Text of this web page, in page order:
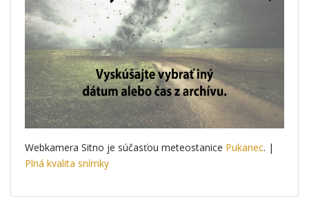
Webkamera Sitno je súčasťou meteostanice Pukanec. |
Plná kvalita snímky